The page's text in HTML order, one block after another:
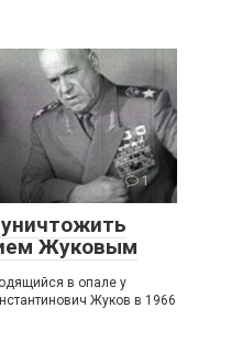
1
Жуковым
в опале у
Жуков в 1966